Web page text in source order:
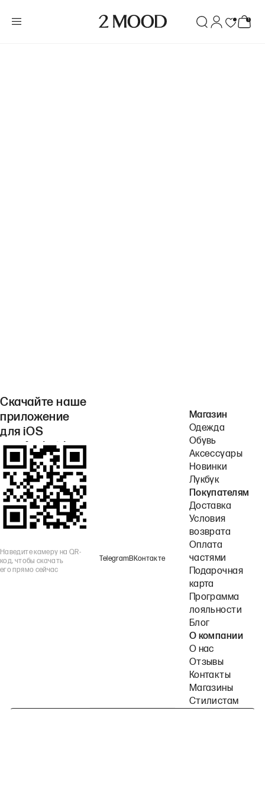
Скачайте наше
приложение
для iOS
или Android.
Наведите камеру на QR-
код, чтобы скачать
его прямо сейчас
TelegramВКонтакте
Магазин
Одежда
Обувь
Аксессуары
Новинки
Лукбук
Покупателям
Доставка
Условия
возврата
Оплата
частями
Подарочная
карта
Программа
лояльности
Блог
О компании
О нас
Отзывы
Контакты
Магазины
Стилистам